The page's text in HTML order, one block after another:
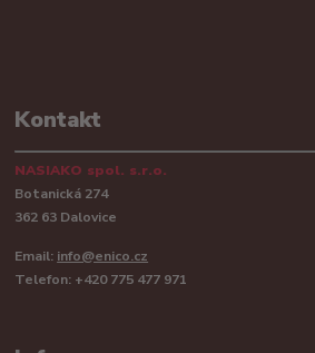
Kontakt
NASIAKO spol. s.r.o.
Botanická 274
362 63 Dalovice
Email: info@enico.cz
Telefon: +420 775 477 971